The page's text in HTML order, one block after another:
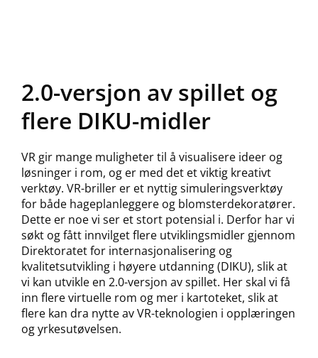
2.0-versjon av spillet og
flere DIKU-midler
VR gir mange muligheter til å visualisere ideer og
løsninger i rom, og er med det et viktig kreativt
verktøy. VR-briller er et nyttig simuleringsverktøy
for både hageplanleggere og blomsterdekoratører.
Dette er noe vi ser et stort potensial i. Derfor har vi
søkt og fått innvilget flere utviklingsmidler gjennom
Direktoratet for internasjonalisering og
kvalitetsutvikling i høyere utdanning (DIKU), slik at
vi kan utvikle en 2.0-versjon av spillet. Her skal vi få
inn flere virtuelle rom og mer i kartoteket, slik at
flere kan dra nytte av VR-teknologien i opplæringen
og yrkesutøvelsen.